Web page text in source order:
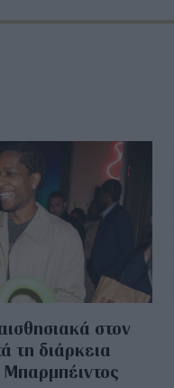
στον
τη διάρκεια